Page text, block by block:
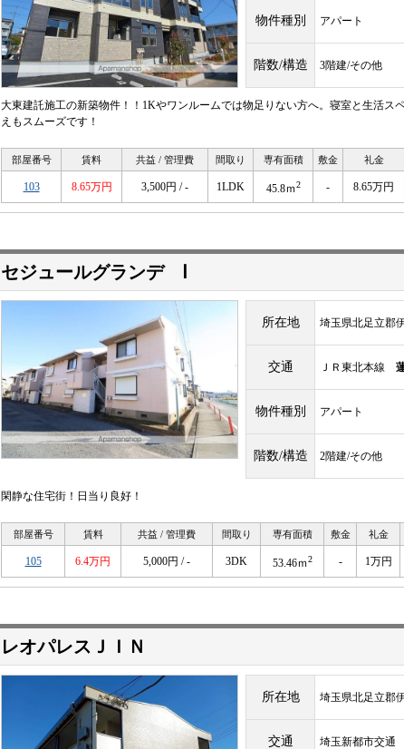
物件種別 アパート
階数/構造 3階建/その他
大東建託施工の新築物件！！1Kやワンルームでは物足りない方へ。寝室と生活ス
えもスムーズです！
部屋番号 賃料 共益 / 管理費 間取り 専有面積 敷金 礼金
103 8.65万円 3,500円 / - 1LDK 45.8ｍ2 - 8.65万円
セジュールグランデ Ⅰ
所在地 埼玉県北足立郡
交通 ＪＲ東北本線
物件種別 アパート
階数/構造 2階建/その他
閑静な住宅街！日当り良好！
部屋番号 賃料 共益 / 管理費 間取り 専有面積 敷金 礼金
105 6.4万円 5,000円 / - 3DK 53.46ｍ2 - 1万円
レオパレスＪＩＮ
所在地 埼玉県北足立郡
交通 埼玉新都市交通